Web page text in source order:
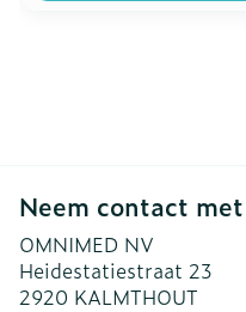
Neem contact
OMNIMED NV
Heidestatiestraat 23
2920 KALMTHOUT